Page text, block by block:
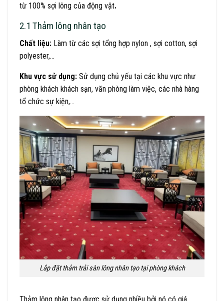
từ 100% sợi lông của động vật.
2.1 Thảm lông nhân tạo
Chất liệu: Làm từ các sợi tổng hợp nylon , sợi cotton, sợi
polyester,…
Khu vực sử dụng: Sử dụng chủ yếu tại các khu vực như
phòng khách khách sạn, văn phòng làm việc, các nhà hàng
tổ chức sự kiện,…
Lắp đặt thảm trải sàn lông nhân tạo tại phòng khách